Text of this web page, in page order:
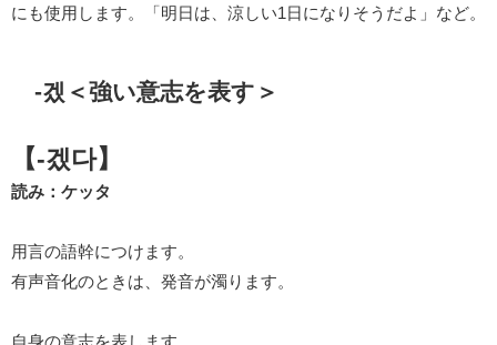
にも使用します。「明日は、涼しい1日になりそうだよ」など。
-겠＜強い意志を表す＞
【-겠다】
読み：ケッタ
用言の語幹につけます。
有声音化のときは、発音が濁ります。
自身の意志を表します。